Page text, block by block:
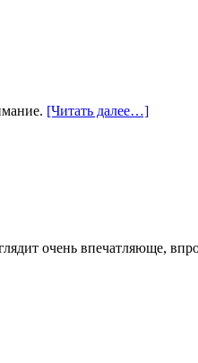
[Читать далее…]
очень впечатляюще,